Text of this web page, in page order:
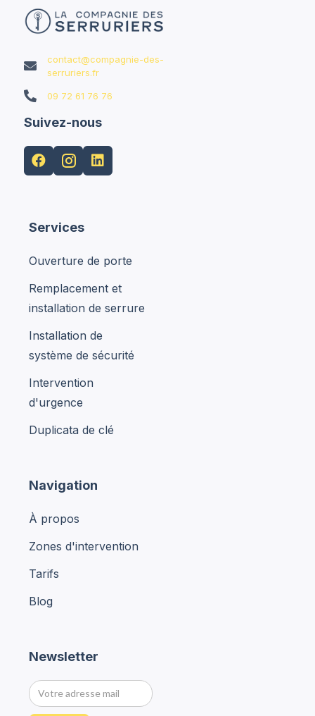

contact@compagnie-des-
serruriers.fr
 09 72 61 76 76
Suivez-nous
 
Services
Ouverture de porte
Remplacement et
installation de serrure
Installation de
système de sécurité
Intervention
d'urgence
Duplicata de clé
Navigation
À propos
Zones d'intervention
Tarifs
Blog
Newsletter